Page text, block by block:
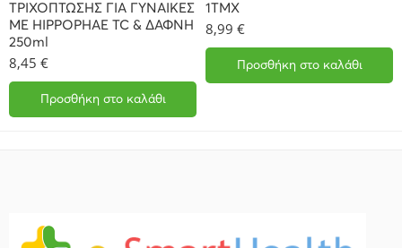
ΤΡΙΧΟΠΤΩΣΗΣ ΓΙΑ ΓΥΝΑΙΚΕΣ
ΜΕ HIPPOPHAE TC & ΔΑΦΝΗ
250ml
8,45 €
Προσθήκη στο καλάθι
1ΤΜΧ
8,99 €
Προσθήκη στο καλάθι